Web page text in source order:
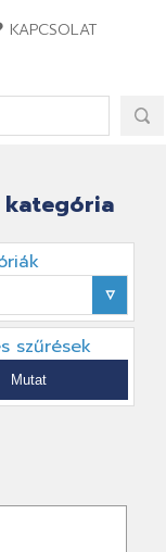
KAPCSOLAT
kategória
szűrések